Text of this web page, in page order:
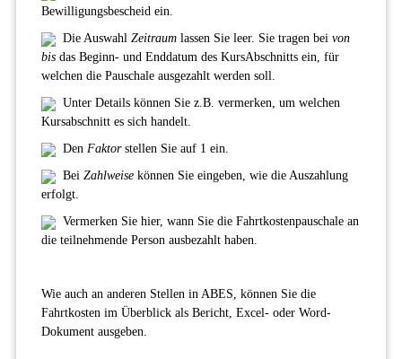
Bewilligungsbescheid ein.
Die Auswahl Zeitraum lassen Sie leer. Sie tragen bei von
bis das Beginn- und Enddatum des KursAbschnitts ein, für
welchen die Pauschale ausgezahlt werden soll.
Unter Details können Sie z.B. vermerken, um welchen
Kursabschnitt es sich handelt.
Den Faktorstellen Sie auf 1 ein.
Bei Zahlweise können Sie eingeben, wie die Auszahlung
erfolgt.
Vermerken Sie hier, wann Sie die Fahrtkostenpauschale an
die teilnehmende Person ausbezahlt haben.
Wie auch an anderen Stellen in ABES, können Sie die
Fahrtkosten im Überblick als Bericht, Excel- oder Word-
Dokument ausgeben.